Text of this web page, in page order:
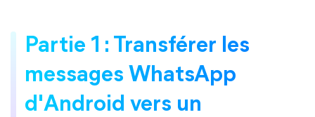
Partie 1 : Transférer les
messages WhatsApp
d'Android vers un